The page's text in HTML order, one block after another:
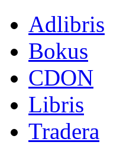
Adlibris
Bokus
CDON
Libris
Tradera